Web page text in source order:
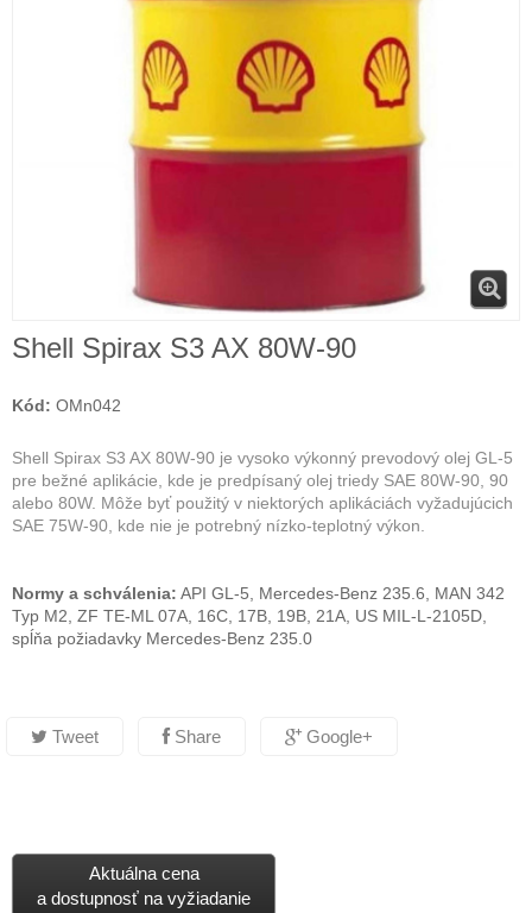
Shell Spirax S3 AX 80W-90
Kód: OMn042
Shell Spirax S3 AX 80W-90 je vysoko výkonný prevodový olej GL-5
pre bežné aplikácie, kde je predpísaný olej triedy SAE 80W-90, 90
alebo 80W. Môže byť použitý v niektorých aplikáciách vyžadujúcich
SAE 75W-90, kde nie je potrebný nízko-teplotný výkon.
Normy a schválenia: API GL-5, Mercedes-Benz 235.6, MAN 342
Typ M2, ZF TE-ML 07A, 16C, 17B, 19B, 21A, US MIL-L-2105D,
spĺňa požiadavky Mercedes-Benz 235.0
Tweet Share Google+
Aktuálna cena
a dostupnosť na vyžiadanie